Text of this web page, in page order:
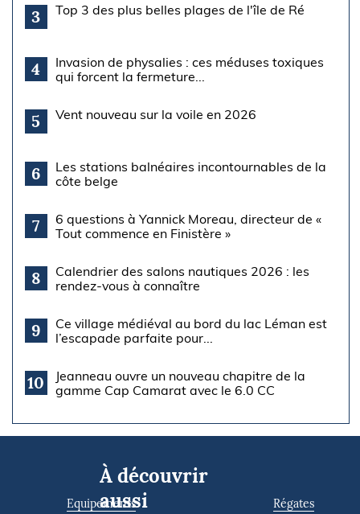
3 Top 3 des plus belles plages de l'île de Ré
4
Invasion de physalies : ces méduses toxiques
qui forcent la fermeture...
5 Vent nouveau sur la voile en 2026
6
Les stations balnéaires incontournables de la
côte belge
7
6 questions à Yannick Moreau, directeur de «
Tout commence en Finistère »
8
Calendrier des salons nautiques 2026 : les
rendez-vous à connaître
9
Ce village médiéval au bord du lac Léman est
l’escapade parfaite pour...
10
Jeanneau ouvre un nouveau chapitre de la
gamme Cap Camarat avec le 6.0 CC
À découvrir
aussi
Equipements Régates